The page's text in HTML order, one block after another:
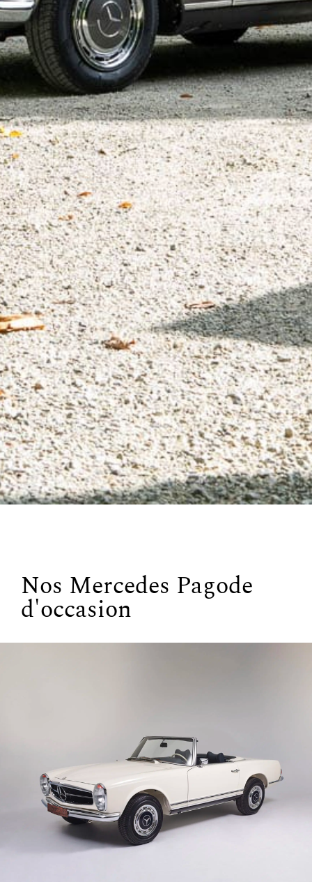
Nos Mercedes Pagode
d'occasion